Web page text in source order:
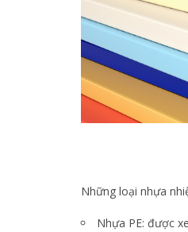
Những loại nhựa
Nhựa PE: được